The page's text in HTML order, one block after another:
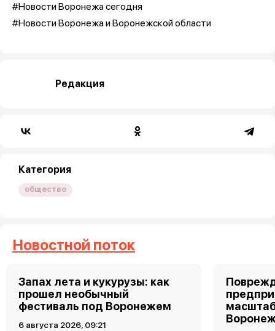
#Новости Воронежа сегодня
#Новости Воронежа и Воронежской области
Редакция
Категория
общество
Новостной поток
Запах лета и кукурузы: как
прошел необычный
фестиваль под Воронежем
6 августа 2026, 09:21